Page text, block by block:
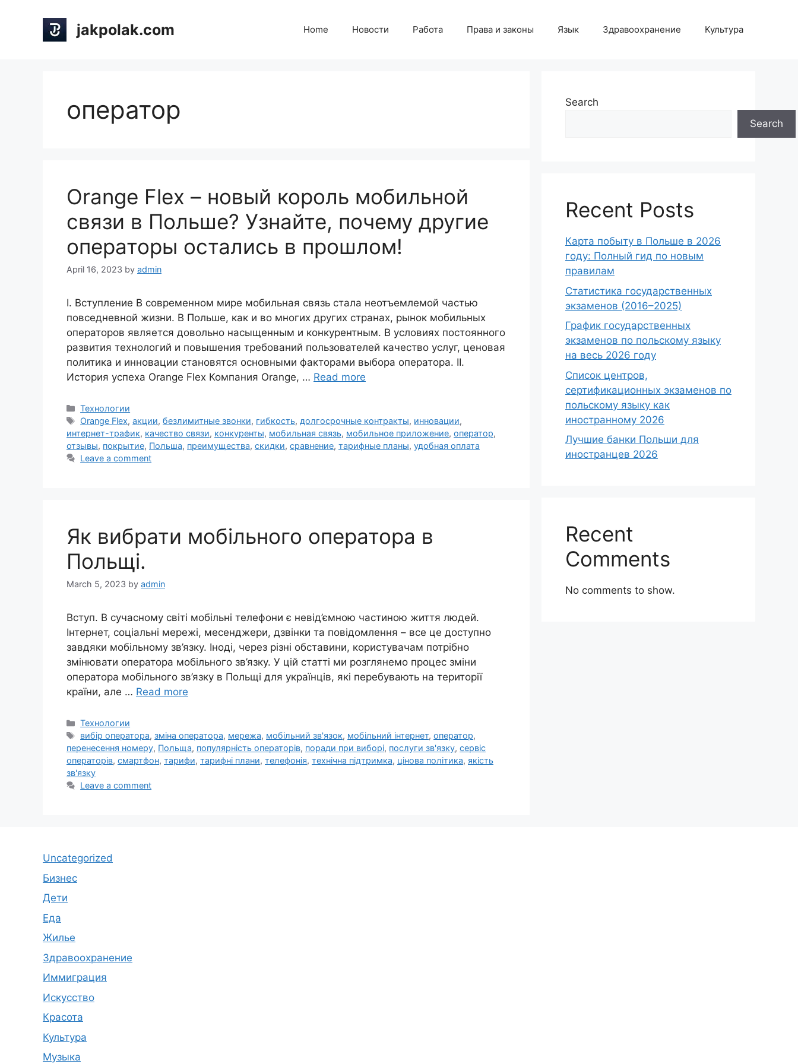
jakpolak.com Home Новости Работа Права и законы Язык Здравоохранение Культура
оператор
Orange Flex – новый король мобильной
связи в Польше? Узнайте, почему другие
операторы остались в прошлом!
April 16, 2023 by admin
I. Вступление В современном мире мобильная связь стала неотъемлемой частью
повседневной жизни. В Польше, как и во многих других странах, рынок мобильных
операторов является довольно насыщенным и конкурентным. В условиях постоянного
развития технологий и повышения требований пользователей качество услуг, ценовая
политика и инновации становятся основными факторами выбора оператора. II.
История успеха Orange Flex Компания Orange, … Read more
Categories
Технологии
Tags
Orange Flex,акции,безлимитные звонки, гибкость, долгосрочные контракты, инновации,
интернет-трафик, качество связи, конкуренты, мобильная связь, мобильное приложение, оператор,
отзывы, покрытие, Польша, преимущества, скидки, сравнение, тарифные планы, удобная оплата
Leave a comment
Як вибрати мобільного оператора в
Польщі.
March 5, 2023 by admin
Вступ. В сучасному світі мобільні телефони є невід’ємною частиною життя людей.
Інтернет, соціальні мережі, месенджери, дзвінки та повідомлення – все це доступно
завдяки мобільному зв’язку. Іноді, через різні обставини, користувачам потрібно
змінювати оператора мобільного зв’язку. У цій статті ми розглянемо процес зміни
оператора мобільного зв’язку в Польщі для українців, які перебувають на території
країни, але … Read more
Categories
Технологии
Tags
вибір оператора,зміна оператора, мережа, мобільний зв'язок, мобільний інтернет,оператор,
перенесення номеру, Польща, популярність операторів, поради при виборі, послуги зв'язку, сервіс
операторів, смартфон, тарифи, тарифні плани, телефонія, технічна підтримка, цінова політика, якість
зв'язку
Leave a comment
Search
Search
Recent Posts
Карта побыту в Польше в 2026
году: Полный гид по новым
правилам
Статистика государственных
экзаменов (2016–2025)
График государственных
экзаменов по польскому языку
на весь 2026 году
Список центров,
сертификационных экзаменов по
польскому языку как
иностранному 2026
Лучшие банки Польши для
иностранцев 2026
Recent
Comments
No comments to show.
Uncategorized
Бизнес
Дети
Еда
Жилье
Здравоохранение
Иммиграция
Искусство
Красота
Культура
Музыка